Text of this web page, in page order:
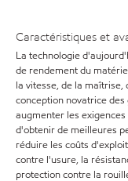
Caractéristiques et
La technologie
de rendement du
la vitesse, de la
conception novatrice
augmenter les
d'obtenir de meilleures
réduire les coûts
contre l'usure, la
protection contre la